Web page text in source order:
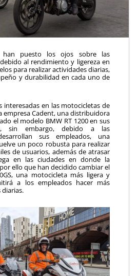
han puesto los ojos sobre las
al rendimiento y ligereza en
para realizar actividades diarias,
y durabilidad en cada uno de
interesadas en las motocicletas de
empresa Cadent, una distribuidora
el modelo BMW RT 1200 en sus
sin embargo, debido a las
sus empleados, una
un poco robusta para realizar
de usuarios, además de atrasar
en las ciudades en donde la
ello que han decidido cambiar el
una motocicleta más ligera y
a los empleados hacer más